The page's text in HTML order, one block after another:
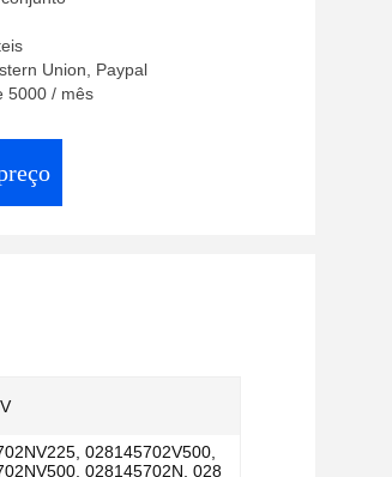
Union, Paypal
5000 / mês
028145702V500,
028145702N, 028